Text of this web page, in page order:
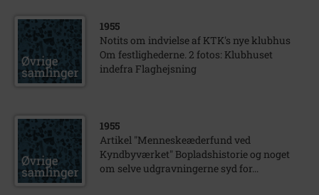
1955
Notits om indvielse af KTK's nye klubhus
Om festlighederne. 2 fotos: Klubhuset
indefra Flaghejsning
1955
Artikel "Menneskeæderfund ved
Kyndbyværket" Bopladshistorie og noget
om selve udgravningerne syd for...